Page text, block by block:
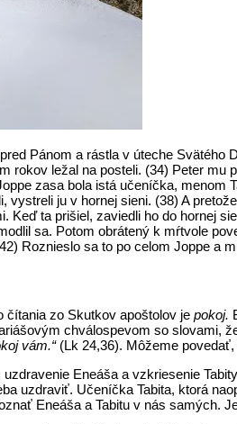
Pánom a rástla v úteche
ležal na posteli. (34) Peter
zasa bola istá učeníčka,
ju v hornej sieni. (38) A
ta prišiel, zaviedli ho do hornej
sa. Potom obrátený k mŕtvole
Roznieslo sa to po celom Joppe a
zo Skutkov apoštolov je pokoj.
chválospevom so slovami,
vám.“(Lk 24,36). Môžeme
Eneáša a vzkriesenie
uzdraviť. Učeníčka Tabita, ktorá
Eneáša a Tabitu v nás samých.